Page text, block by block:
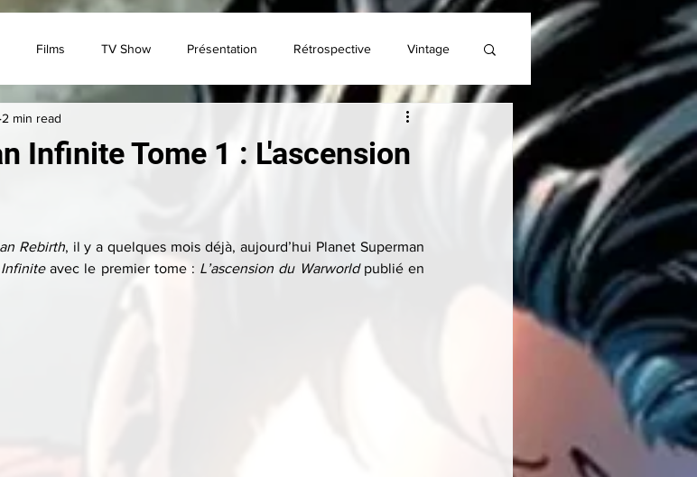
Films TV Show Présentation Rétrospective Vintage
Infinite Tome 1 : L'ascension
2 min read
Rebirth, il y a quelques mois déjà, aujourd’hui Planet Superman
avec le premier tome : L’ascension du Warworld publié en